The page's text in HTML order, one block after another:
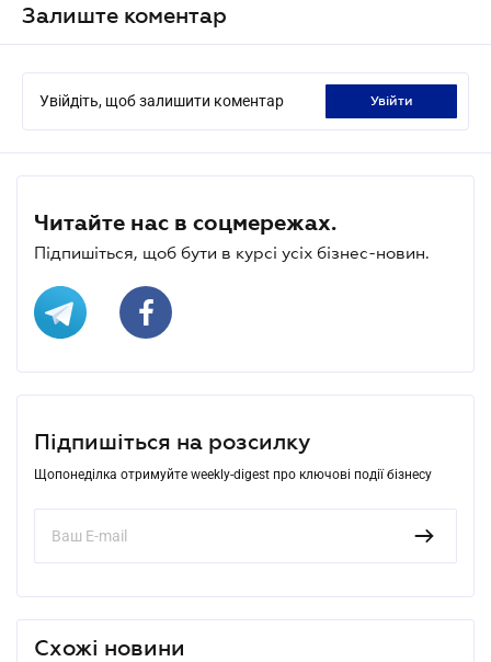
Залиште коментар
Увійдіть, щоб залишити коментар увійти
Читайте нас в соцмережах.
Підпишіться, щоб бути в курсі усіх бізнес-новин.
Підпишіться на розсилку
Щопонеділка отримуйте weekly-digest про ключові події бізнесу
Схожі новини